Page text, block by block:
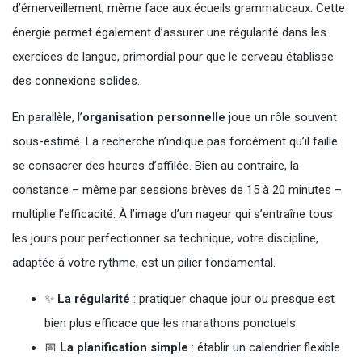
d’émerveillement, même face aux écueils grammaticaux. Cette
énergie permet également d’assurer une régularité dans les
exercices de langue, primordial pour que le cerveau établisse
des connexions solides.
En parallèle, l’organisation personnelle joue un rôle souvent
sous-estimé. La recherche n’indique pas forcément qu’il faille
se consacrer des heures d’affilée. Bien au contraire, la
constance – même par sessions brèves de 15 à 20 minutes –
multiplie l’efficacité. À l’image d’un nageur qui s’entraîne tous
les jours pour perfectionner sa technique, votre discipline,
adaptée à votre rythme, est un pilier fondamental.
✨ La régularité : pratiquer chaque jour ou presque est
bien plus efficace que les marathons ponctuels
📅 La planification simple : établir un calendrier flexible